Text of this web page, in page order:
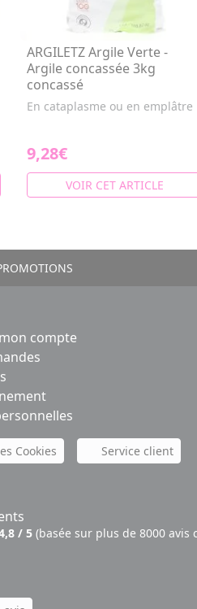
ARGILETZ Argile Verte -
Argile concassée 3kg
concassé
En cataplasme ou en emplâtre
9,28€
VOIR CET ARTICLE
compte
Cookies Service client
/ 5 (basée sur plus de 8000 avis